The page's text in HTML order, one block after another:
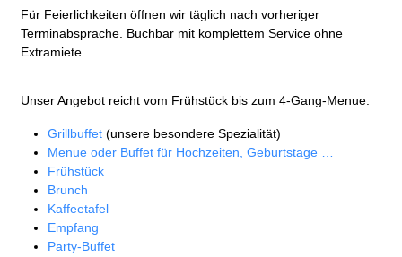
Für Feierlichkeiten öffnen wir täglich nach vorheriger
Terminabsprache. Buchbar mit komplettem Service ohne
Extramiete.
Unser Angebot reicht vom Frühstück bis zum 4-Gang-Menue:
Grillbuffet(unsere besondere Spezialität)
Menue oder Buffet für Hochzeiten, Geburtstage …
Frühstück
Brunch
Kaffeetafel
Empfang
Party-Buffet